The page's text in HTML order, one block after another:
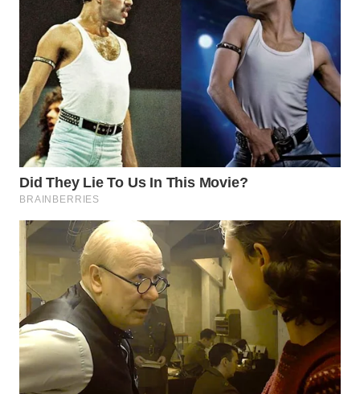
WAHANA
INFRASTRUKTUR
WAHANA
KONSUMEN
WAHANA
LISTRIK
WAHANA
TRAVEL
WAHANA
WAHANANEWS
ID
WAHANANEWS